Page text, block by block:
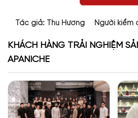
Tác giả: Thu Hương Người kiểm
KHÁCH HÀNG TRẢI NGHIỆM
APANICHE